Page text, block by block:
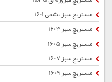
مستربچ سبز یشمی 1601
مستربچ سبز 1603
مستربچ سبز 1605
مستربچ سبز 1607
مستربچ سبز 1609